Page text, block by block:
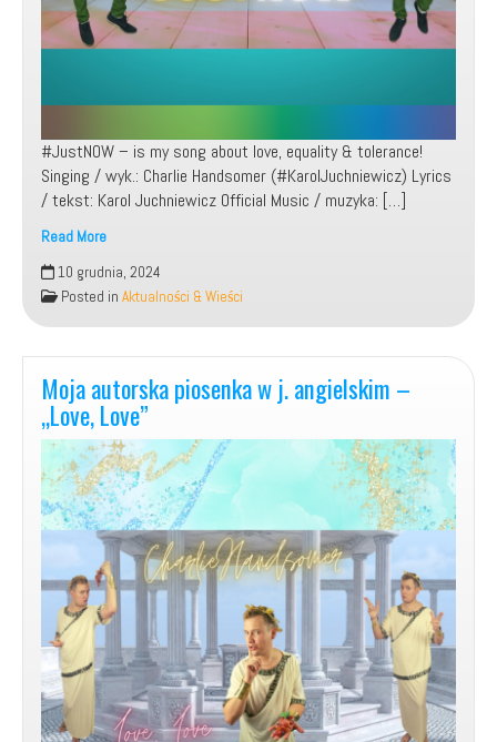
#JustNOW – is my song about love, equality & tolerance!
Singing / wyk.: Charlie Handsomer (#KarolJuchniewicz) Lyrics
/ tekst: Karol Juchniewicz Official Music / muzyka: […]
Read More
Charlie
Handsomer
–
Just
now!
10 grudnia, 2024
Posted in Aktualności & Wieści
Moja autorska piosenka w j. angielskim –
„Love, Love”